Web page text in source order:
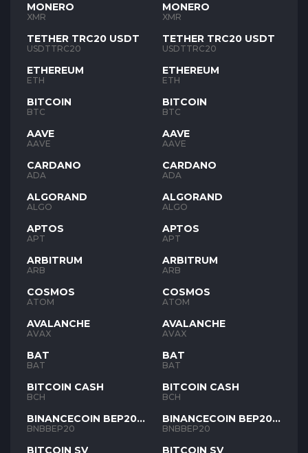
MONERO
XMR
TETHER TRC20 USDT
USDTTRC20
ETHEREUM
ETH
BITCOIN
BTC
AAVE
AAVE
CARDANO
ADA
ALGORAND
ALGO
APTOS
APT
ARBITRUM
ARB
COSMOS
ATOM
AVALANCHE
AVAX
BAT
BAT
BITCOIN CASH
BCH
BINANCECOIN BEP20
BNB
BNBBEP20
BITCOIN SV
MONERO
XMR
TETHER TRC20 USDT
USDTTRC20
ETHEREUM
ETH
BITCOIN
BTC
AAVE
AAVE
CARDANO
ADA
ALGORAND
ALGO
APTOS
APT
ARBITRUM
ARB
COSMOS
ATOM
AVALANCHE
AVAX
BAT
BAT
BITCOIN CASH
BCH
BINANCECOIN BEP20
BNB
BNBBEP20
BITCOIN SV